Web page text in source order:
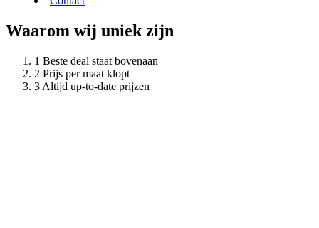
Waarom wij uniek zijn
Beste deal staat bovenaan
Prijs per maat klopt
Altijd up-to-date prijzen